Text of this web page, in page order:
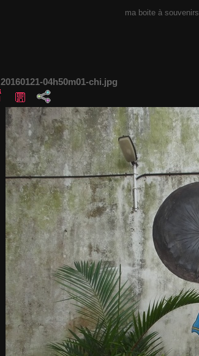
ma boite à souvenirs
20160121-04h50m01-chi.jpg